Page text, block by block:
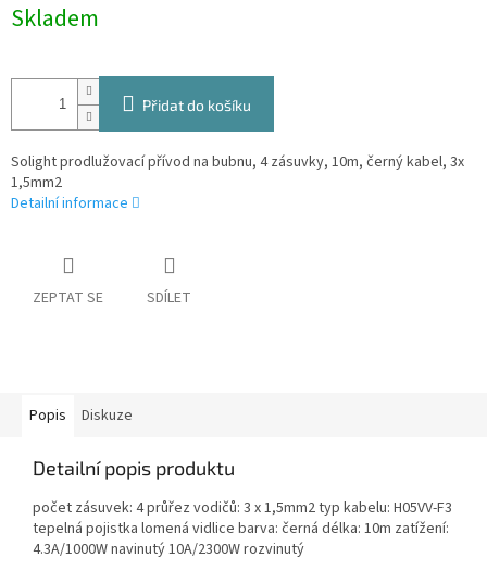
cena:
Skladem
Přidat do košíku
Solight prodlužovací přívod na bubnu, 4 zásuvky, 10m, černý kabel, 3x
1,5mm2
Detailní informace
ZEPTAT SE SDÍLET
Popis Diskuze
Detailní popis produktu
počet zásuvek: 4 průřez vodičů: 3 x 1,5mm2 typ kabelu: H05VV-F3
tepelná pojistka lomená vidlice barva: černá délka: 10m zatížení:
4.3A/1000W navinutý 10A/2300W rozvinutý